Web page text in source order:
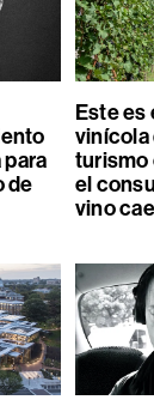
de
Este es
vinícola
turismo
el
vino cae